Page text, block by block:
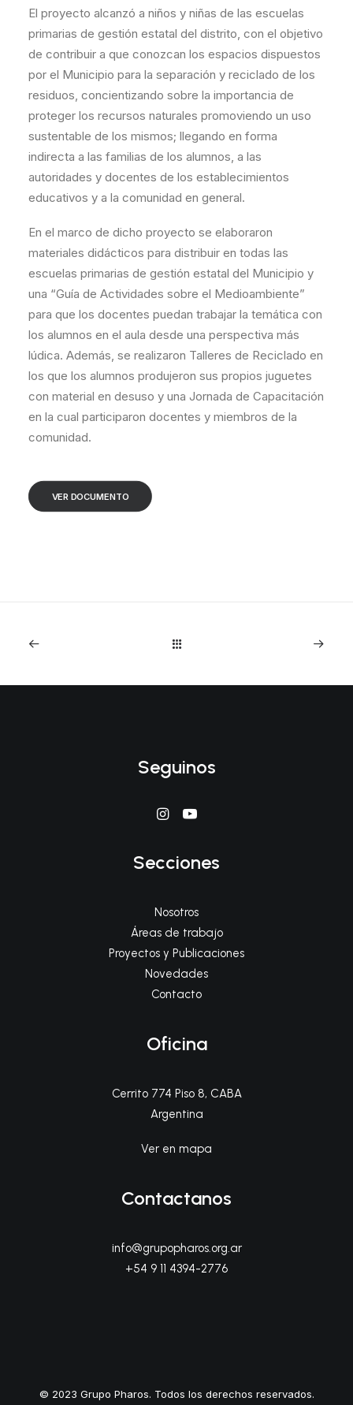
El proyecto alcanzó a niños y niñas de las escuelas
primarias de gestión estatal del distrito, con el objetivo
de contribuir a que conozcan los espacios dispuestos
por el Municipio para la separación y reciclado de los
residuos, concientizando sobre la importancia de
proteger los recursos naturales promoviendo un uso
sustentable de los mismos; llegando en forma
indirecta a las familias de los alumnos, a las
autoridades y docentes de los establecimientos
educativos y a la comunidad en general.
En el marco de dicho proyecto se elaboraron
materiales didácticos para distribuir en todas las
escuelas primarias de gestión estatal del Municipio y
una “Guía de Actividades sobre el Medioambiente”
para que los docentes puedan trabajar la temática con
los alumnos en el aula desde una perspectiva más
lúdica. Además, se realizaron Talleres de Reciclado en
los que los alumnos produjeron sus propios juguetes
con material en desuso y una Jornada de Capacitación
en la cual participaron docentes y miembros de la
comunidad.
VER DOCUMENTO
Seguinos
Secciones
Nosotros
Áreas de trabajo
Proyectos y Publicaciones
Novedades
Contacto
Oficina
Cerrito 774 Piso 8, CABA
Argentina
Ver en mapa
Contactanos
info@grupopharos.org.ar
+54 9 11 4394-2776
© 2023 Grupo Pharos. Todos los derechos reservados.